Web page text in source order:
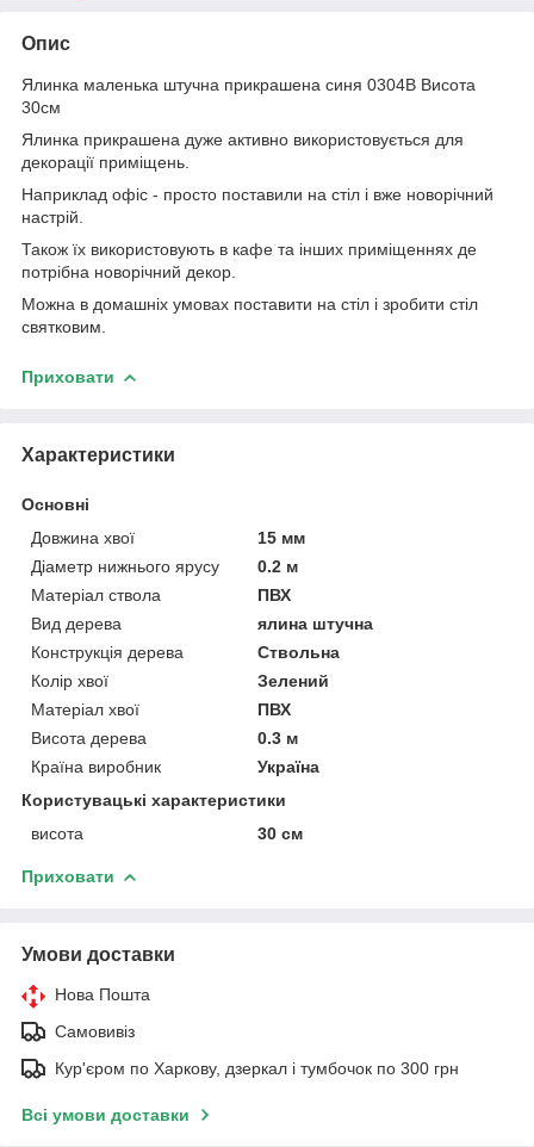
Опис
Ялинка маленька штучна прикрашена синя 0304B Висота
30см
Ялинка прикрашена дуже активно використовується для
декорації приміщень.
Наприклад офіс - просто поставили на стіл і вже новорічний
настрій.
Також їх використовують в кафе та інших приміщеннях де
потрібна новорічний декор.
Можна в домашніх умовах поставити на стіл і зробити стіл
святковим.
Приховати
Характеристики
Основні
Довжина хвої
15 мм
Діаметр нижнього ярусу
0.2 м
Матеріал ствола
ПВХ
Вид дерева
ялина штучна
Конструкція дерева
Ствольна
Колір хвої
Зелений
Матеріал хвої
ПВХ
Висота дерева
0.3 м
Країна виробник
Україна
Користувацькі характеристики
висота
30 см
Приховати
Умови доставки
Нова Пошта
Самовивіз
Кур'єром по Харкову, дзеркал і тумбочок по 300 грн
Всі умови доставки